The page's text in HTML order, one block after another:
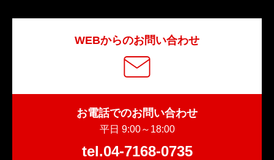
WEBからのお問い合わせ
お電話でのお問い合わせ
平日 9:00～18:00
tel.04-7168-0735